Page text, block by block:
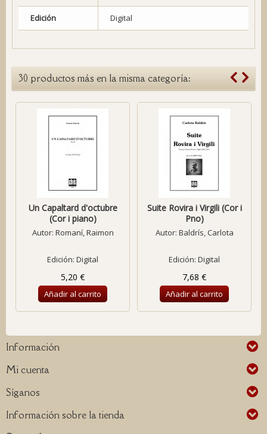
Edición Digital
30 productos más en la misma categoría:
Un Capaltard d'octubre
(Cor i piano)
Autor: Romaní, Raimon
Edición: Digital
5,20 €
Añadir al carrito
Suite Rovira i Virgili (Cor i
Pno)
Autor: Baldrís, Carlota
Edición: Digital
7,68 €
Añadir al carrito
Información
Mi cuenta
Síganos
Información sobre la tienda